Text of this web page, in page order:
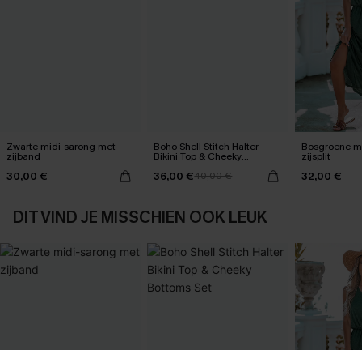
Zwarte midi-sarong met
zijband
30,00 €
Boho Shell Stitch Halter
Bikini Top & Cheeky
36,00 €40,00 €
Bosgroene
zijsplit
32,00 €
DIT VIND JE MISSCHIEN OOK LEUK